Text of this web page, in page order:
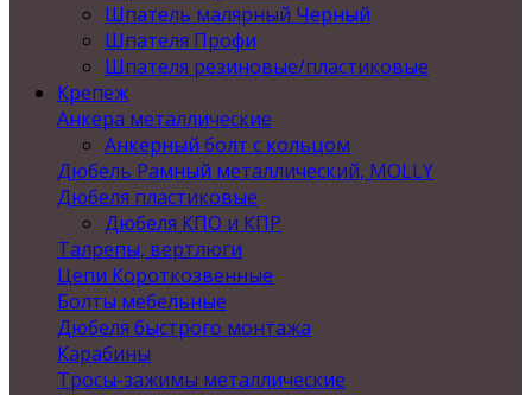
Шпатель малярный Черный
Шпателя Профи
Шпателя резиновые/пластиковые
Крепеж
Анкера металлические
Анкерный болт с кольцом
Дюбель Рамный металлический, MOLLY
Дюбеля пластиковые
Дюбеля КПО и КПР
Талрепы, вертлюги
Цепи Короткозвенные
Болты мебельные
Дюбеля быстрого монтажа
Карабины
Тросы-зажимы металлические